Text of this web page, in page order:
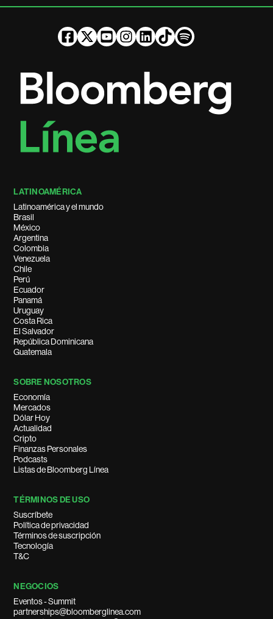
LATINOAMÉRICA
Latinoamérica y el mundo
Brasil
México
Argentina
Colombia
Venezuela
Chile
Perú
Ecuador
Panamá
Uruguay
Costa Rica
El Salvador
República Dominicana
Guatemala
SOBRE NOSOTROS
Economía
Mercados
Dólar Hoy
Actualidad
Cripto
Finanzas Personales
Podcasts
Listas de Bloomberg Línea
TÉRMINOS DE USO
Suscríbete
Política de privacidad
Términos de suscripción
Tecnología
T&C
NEGOCIOS
Eventos - Summit
partnerships@bloomberglinea.com